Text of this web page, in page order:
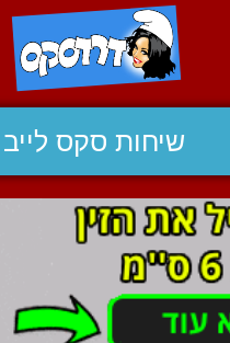
שיחות סקס לייב